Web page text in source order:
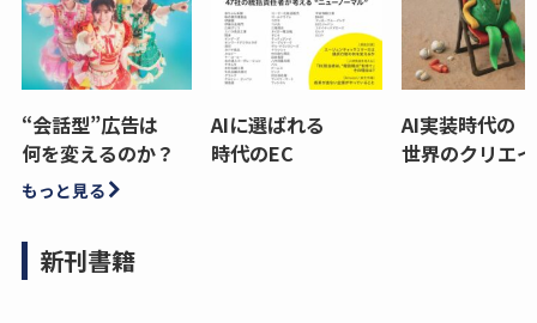
“会話型”広告は
何を変えるのか？
AIに選ばれる
時代のEC
AI実装時代の
世界のクリエ
もっと見る
新刊書籍